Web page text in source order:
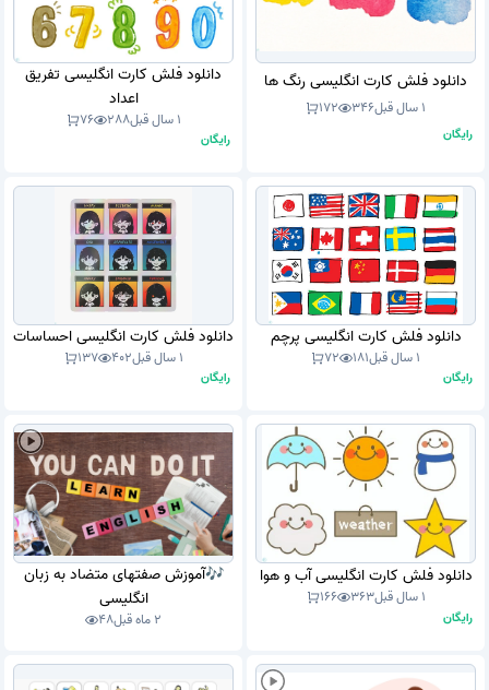
دانلود فلش کارت انگلیسی رنگ ها
1 سال قبل 346
172
رایگان
دانلود فلش کارت انگلیسی تفریق
اعداد
1 سال قبل 288
76
رایگان
دانلود فلش کارت انگلیسی پرچم
1 سال قبل 181
72
رایگان
دانلود فلش کارت انگلیسی احساسات
1 سال قبل 402
137
رایگان
دانلود فلش کارت انگلیسی آب و هوا
1 سال قبل 363
166
رایگان
🎶آموزش صفتهای متضاد به زبان
انگلیسی
2 ماه قبل 48